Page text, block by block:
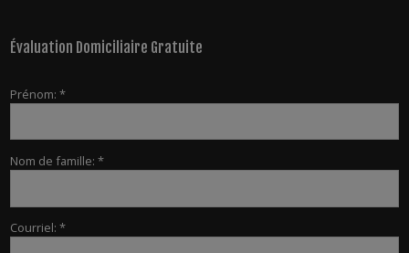
Évaluation Domiciliaire Gratuite
Prénom: *
Nom de famille: *
Courriel: *